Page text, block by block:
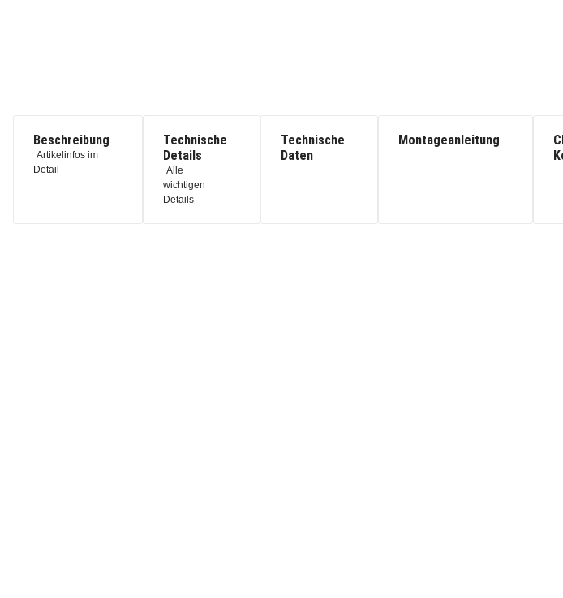
Beschreibung
Artikelinfos im
Detail
Technische
Details
Alle
wichtigen
Details
Technische
Daten
Montageanleitung